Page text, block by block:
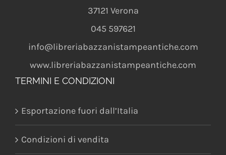
37121 Verona
045 597621
info@libreriabazzanistampeantiche.com
www.libreriabazzanistampeantiche.com
TERMINI E CONDIZIONI
Esportazione fuori dall’Italia
Condizioni di vendita